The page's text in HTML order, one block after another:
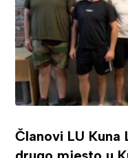
Članovi LU